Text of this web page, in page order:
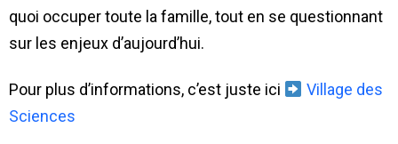
quoi occuper toute la famille, tout en se questionnant
sur les enjeux d’aujourd’hui.
Pour plus d’informations, c’est juste ici
Village des
Sciences